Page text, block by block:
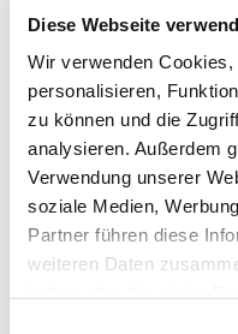
Diese Webseite
Wir verwenden
personalisieren,
zu können und die
analysieren. Außerdem
Verwendung unserer
soziale Medien,
Partner führen diese
weiteren Daten